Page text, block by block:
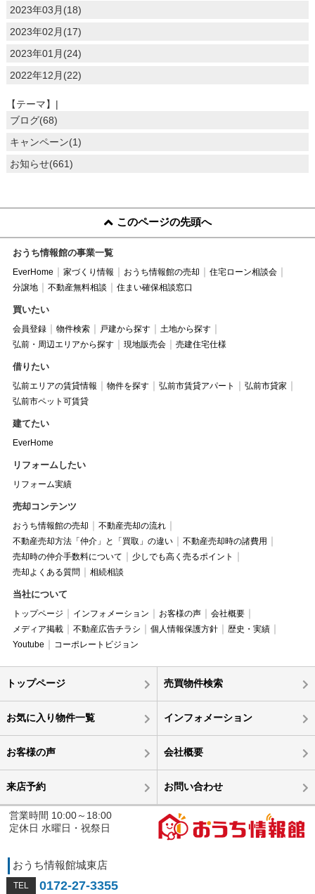
2023年03月(18)
2023年02月(17)
2023年01月(24)
2022年12月(22)
【テーマ】|
ブログ(68)
キャンペーン(1)
お知らせ(661)
このページの先頭へ
おうち情報館の事業一覧
EverHome 家づくり情報 おうち情報館の売却
住宅ローン相談会
分譲地
不動産無料相談 住まい確保相談窓口
買いたい
会員登録 物件検索 戸建から探す
土地から探す
弘前・周辺エリアから探す
現地販売会 売建住宅仕様
借りたい
弘前エリアの賃貸情報 物件を探す 弘前市賃貸アパート
弘前市貸家
弘前市ペット可賃貸
建てたい
EverHome
リフォームしたい
リフォーム実績
売却コンテンツ
おうち情報館の売却
不動産売却の流れ
不動産売却方法「仲介」と「買取」の違い
不動産売却時の諸費用
売却時の仲介手数料について
少しでも高く売るポイント
売却よくある質問
相続相談
当社について
トップページ インフォメーション お客様の声
会社概要
メディア掲載
不動産広告チラシ 個人情報保護方針
歴史・実績
Youtube
コーポレートビジョン
トップページ 売買物件検索
お気に入り物件一覧 インフォメーション
お客様の声 会社概要
来店予約 お問い合わせ
営業時間 10:00～18:00
定休日 水曜日・祝祭日
おうち情報館城東店
0172-27-3355